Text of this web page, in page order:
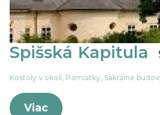
Spišská Kapitula
Kostoly v okolí, Pamiatky, Sakrálne
Viac